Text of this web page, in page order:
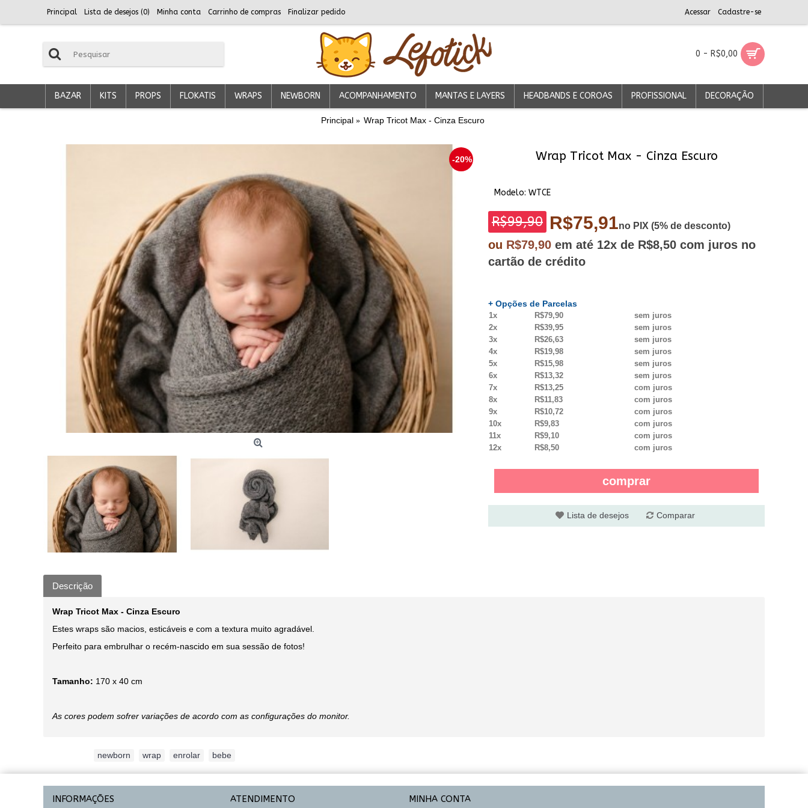
Principal Lista de desejos (0) Minha conta Carrinho de compras Finalizar pedido Acessar Cadastre-se
0 - R$0,00
BAZAR KITS PROPS FLOKATIS WRAPS NEWBORN ACOMPANHAMENTO MANTAS E LAYERS HEADBANDS E COROAS PROFISSIONAL DECORAÇÃO
Principal Wrap Tricot Max - Cinza Escuro
-20% Wrap Tricot Max - Cinza Escuro
Modelo: WTCE
R$99,90 R$75,91no PIX (5% de desconto)
ou R$79,90 em até 12x de R$8,50 com juros no
cartão de crédito
+ Opções de Parcelas
1x R$79,90
sem juros
2x
R$39,95
sem juros
3x
R$26,63
sem juros
4x
R$19,98
sem juros
5x
R$15,98
sem juros
6x
R$13,32
sem juros
7x
R$13,25
com juros
8x
R$11,83
com juros
9x
R$10,72
com juros
10x
R$9,83
com juros
11x
R$9,10
com juros
12x
R$8,50 com juros
comprar
Lista de desejos Comparar
Descrição
Wrap Tricot Max - Cinza Escuro
Estes wraps são macios, esticáveis e com a textura muito agradável.
Perfeito para embrulhar o recém-nascido em sua sessão de fotos!
Tamanho: 170 x 40 cm
As cores podem sofrer variações de acordo com as configurações do monitor.
newborn wrap enrolar bebe
INFORMAÇÕES ATENDIMENTO MINHA CONTA